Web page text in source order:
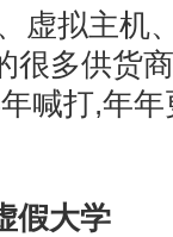
拟主机
很多供货
喊打,年
假大学